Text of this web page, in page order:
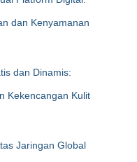
dan Kenyamanan
dan Dinamis:
Kekencangan Kulit
Jaringan Global